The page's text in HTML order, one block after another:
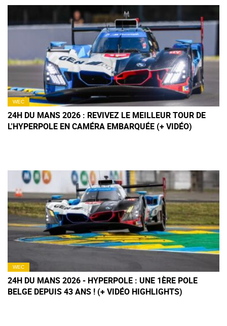
WEC
24H DU MANS 2026 : REVIVEZ LE MEILLEUR TOUR DE
L'HYPERPOLE EN CAMÉRA EMBARQUÉE (+ VIDÉO)
WEC
24H DU MANS 2026 - HYPERPOLE : UNE 1ÈRE POLE
BELGE DEPUIS 43 ANS ! (+ VIDÉO HIGHLIGHTS)